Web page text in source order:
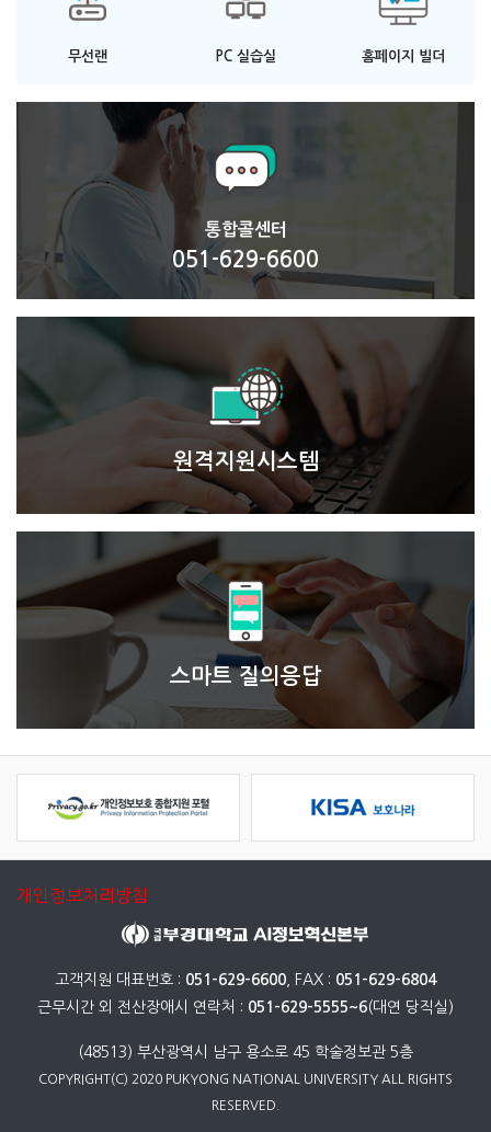
무선랜 PC 실습실 홈페이지 빌더
통합콜센터
051-629-6600
원격지원시스템
스마트 질의응답
개인정보처리방침
고객지원 대표번호 : 051-629-6600 , FAX : 051-629-6804
근무시간 외 전산장애시 연락처 : 051-629-5555~6(대연 당직실)
(48513) 부산광역시 남구 용소로 45 학술정보관 5층
COPYRIGHT(C) 2020 PUKYONG NATIONAL UNIVERSITY ALL RIGHTS
RESERVED.